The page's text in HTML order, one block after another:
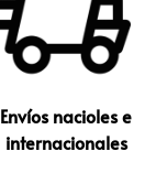
Envíos nacioles e
internacionales